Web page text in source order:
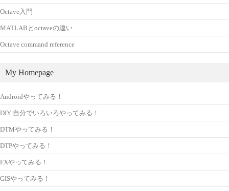
Octave入門
MATLABとoctaveの違い
Octave command reference
My Homepage
Androidやってみる！
DIY 自分でいろいろやってみる！
DTMやってみる！
DTPやってみる！
FXやってみる！
GISやってみる！